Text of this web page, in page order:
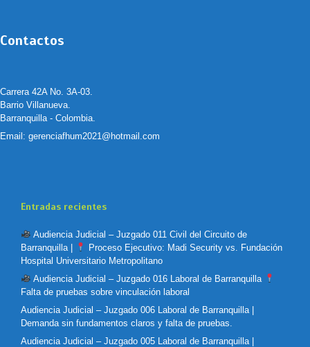
Contactos
Carrera 42A No. 3A-03.
Barrio Villanueva.
Barranquilla - Colombia.
Email: gerenciafhum2021@hotmail.com
Entradas recientes
Audiencia Judicial – Juzgado 011 Civil del Circuito de
Barranquilla |
Proceso Ejecutivo: Madi Security vs. Fundación
Hospital Universitario Metropolitano
Audiencia Judicial – Juzgado 016 Laboral de Barranquilla
Falta de pruebas sobre vinculación laboral
Audiencia Judicial – Juzgado 006 Laboral de Barranquilla |
Demanda sin fundamentos claros y falta de pruebas.
Audiencia Judicial – Juzgado 005 Laboral de Barranquilla |